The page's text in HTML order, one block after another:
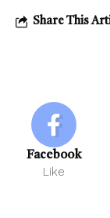
Share This
Facebook
Like